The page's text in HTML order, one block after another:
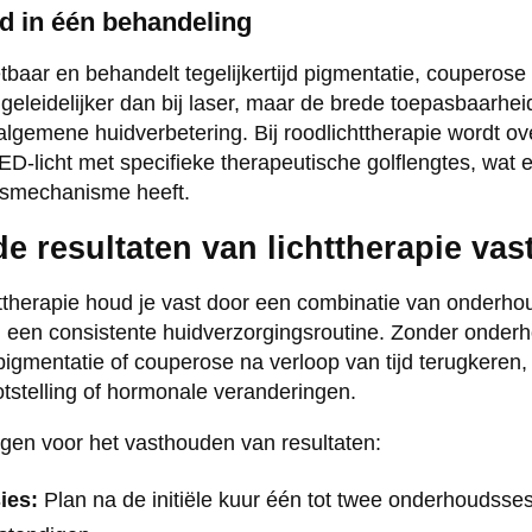
in één behandeling
en behandelt tegelijkertijd pigmentatie,
dan bij laser, maar de brede
huidverbetering. Bij roodlichttherapie wordt
licht met specifieke therapeutische golflengtes, wat
heeft.
resultaten van lichttherapie
houd je vast door een combinatie van
consistente huidverzorgingsroutine. Zonder
of couperose na verloop van tijd
of hormonale veranderingen.
voor het vasthouden van resultaten:
Plan na de initiële kuur één tot twee